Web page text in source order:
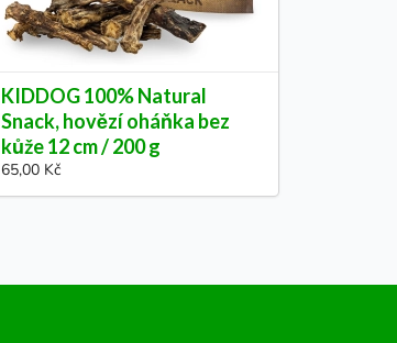
KIDDOG 100% Natural
Snack, hovězí oháňka bez
kůže 12 cm / 200 g
65,00 Kč